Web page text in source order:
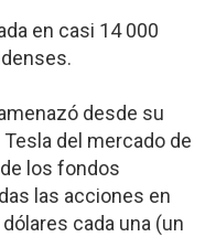
en casi 14 000
desde su
del mercado de
los fondos
las acciones en
cada una (un